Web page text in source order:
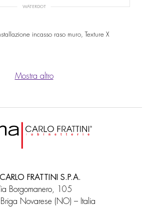
WATERDOT
incasso raso muro, Texture X
Mostra altro
FRATTINI S.P.A.
Borgomanero, 105
Novarese (NO) – Italia